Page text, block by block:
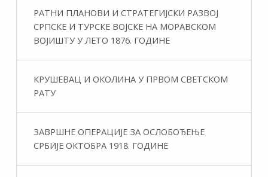
РАТНИ ПЛАНОВИ И СТРАТЕГИЈСКИ РАЗВОЈ
СРПСКЕ И ТУРСКЕ ВОЈСКЕ НА МОРАВСКОМ
ВОЈИШТУ У ЛЕТО 1876. ГОДИНЕ
КРУШЕВАЦ И ОКОЛИНА У ПРВОМ СВЕТСКОМ
РАТУ
ЗАВРШНЕ ОПЕРАЦИЈЕ ЗА ОСЛОБОЂЕЊЕ
СРБИЈЕ ОКТОБРА 1918. ГОДИНЕ